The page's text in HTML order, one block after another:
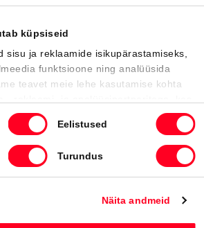
küpsiseid
sisu ja reklaamide isikupärastamiseks,
funktsioone ning analüüsida
teavet meie lehe kasutamise kohta
muu teabega, mille olete neile
on kogunud kui olete nende
Eelistused
Turundus
Näita andmeid
Jälgi meid
Facebooki ikoon
Instagrammi
Youtube